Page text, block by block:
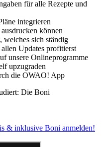
für alle Rezepte und
integrieren
können
welches sich ständig
Updates profitierst
unsere Onlineprogramme
upzugraden
die OWAO! App
Die Boni
& inklusive Boni anmelden!